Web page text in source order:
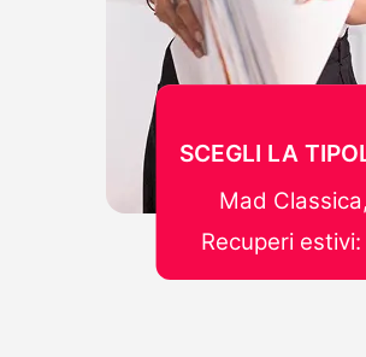
SCEGLI LA
Mad
Recuperi